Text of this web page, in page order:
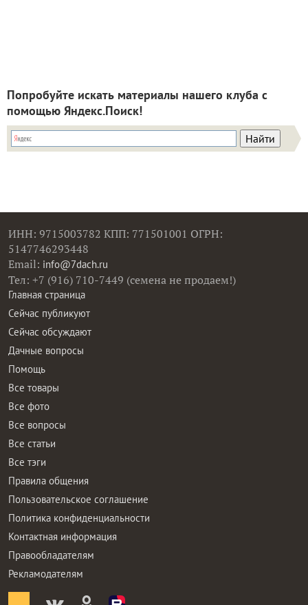
Попробуйте искать материалы нашего клуба с
помощью Яндекс.Поиск!
ИНН: 9715003782 КПП: 771501001 ОГРН:
5147746293448
Email: info@7dach.ru
Тел: +7 (916) 710-7449 (семена не продаем!)
Главная страница
Сейчас публикуют
Сейчас обсуждают
Дачные вопросы
Помощь
Все товары
Все фото
Все вопросы
Все статьи
Все тэги
Правила общения
Пользовательское соглашение
Политика конфиденциальности
Контактная информация
Правообладателям
Рекламодателям